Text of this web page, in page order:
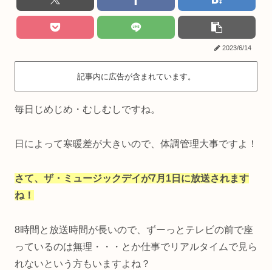
2023/6/14
記事内に広告が含まれています。
毎日じめじめ・むしむしですね。
日によって寒暖差が大きいので、体調管理大事ですよ！
さて、ザ・ミュージックデイが7月1日に放送されます
ね！
8時間と放送時間が長いので、ずーっとテレビの前で座
っているのは無理・・・とか仕事でリアルタイムで見ら
れないという方もいますよね？